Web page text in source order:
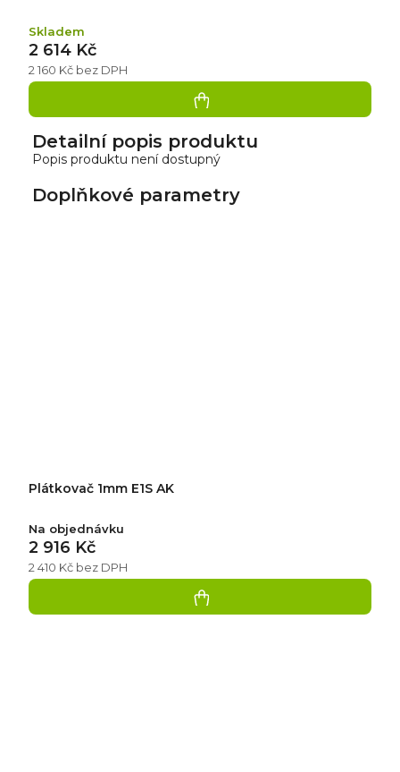
Skladem
2 160 Kč bez DPH
2 614 Kč
Detailní popis produktu
Popis produktu není dostupný
Doplňkové parametry
Plátkovač 1mm E1S AK
Na objednávku
2 410 Kč bez DPH
2 916 Kč